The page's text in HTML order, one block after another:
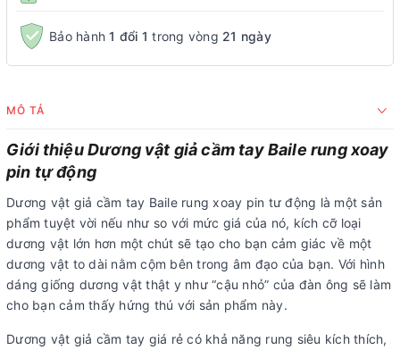
Bảo hành1 đổi 1 trong vòng 21 ngày
MÔ TẢ
Giới thiệu Dương vật giả cầm tay Baile rung xoay
pin tự động
Dương vật giả cầm tay Baile rung xoay pin tư động là một sản
phẩm tuyệt vời nếu như so với mức giá của nó, kích cỡ loại
dương vật lớn hơn một chút sẽ tạo cho bạn cảm giác về một
dương vật to dài nằm cộm bên trong âm đạo của bạn. Với hình
dáng giống dương vật thật y như “cậu nhỏ” của đàn ông sẽ làm
cho bạn cảm thấy hứng thú với sản phẩm này.
Dương vật giả cầm tay giá rẻ có khả năng rung siêu kích thích,